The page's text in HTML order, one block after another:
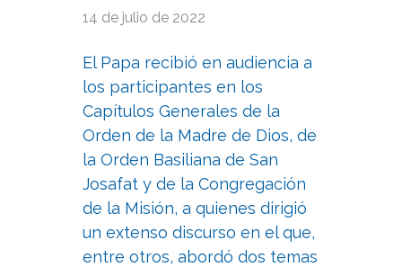
14 de julio de 2022
El Papa recibió en audiencia a
los participantes en los
Capítulos Generales de la
Orden de la Madre de Dios, de
la Orden Basiliana de San
Josafat y de la Congregación
de la Misión, a quienes dirigió
un extenso discurso en el que,
entre otros, abordó dos temas